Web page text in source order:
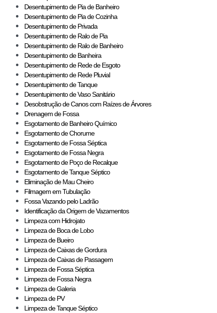
Desentupimento de Pia de Banheiro
Desentupimento de Pia de Cozinha
Desentupimento de Privada
Desentupimento de Ralo de Pia
Desentupimento de Ralo de Banheiro
Desentupimento de Banheira
Desentupimento de Rede de Esgoto
Desentupimento de Rede Pluvial
Desentupimento de Tanque
Desentupimento de Vaso Sanitário
Desobstrução de Canos com Raízes de Árvores
Drenagem de Fossa
Esgotamento de Banheiro Químico
Esgotamento de Chorume
Esgotamento de Fossa Séptica
Esgotamento de Fossa Negra
Esgotamento de Poço de Recalque
Esgotamento de Tanque Séptico
Eliminação de Mau Cheiro
Filmagem em Tubulação
Fossa Vazando pelo Ladrão
Identificação da Origem de Vazamentos
Limpeza com Hidrojato
Limpeza de Boca de Lobo
Limpeza de Bueiro
Limpeza de Caixas de Gordura
Limpeza de Caixas de Passagem
Limpeza de Fossa Séptica
Limpeza de Fossa Negra
Limpeza de Galeria
Limpeza de PV
Limpeza de Tanque Séptico